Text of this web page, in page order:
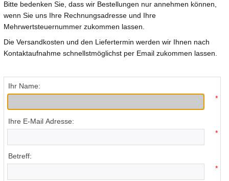
Bitte bedenken Sie, dass wir Bestellungen nur annehmen können,
wenn Sie uns Ihre Rechnungsadresse und Ihre
Mehrwertsteuernummer zukommen lassen.
Die Versandkosten und den Liefertermin werden wir Ihnen nach
Kontaktaufnahme schnellstmöglichst per Email zukommen lassen.
Ihr Name:
*
Ihre E-Mail Adresse:
*
Betreff:
*